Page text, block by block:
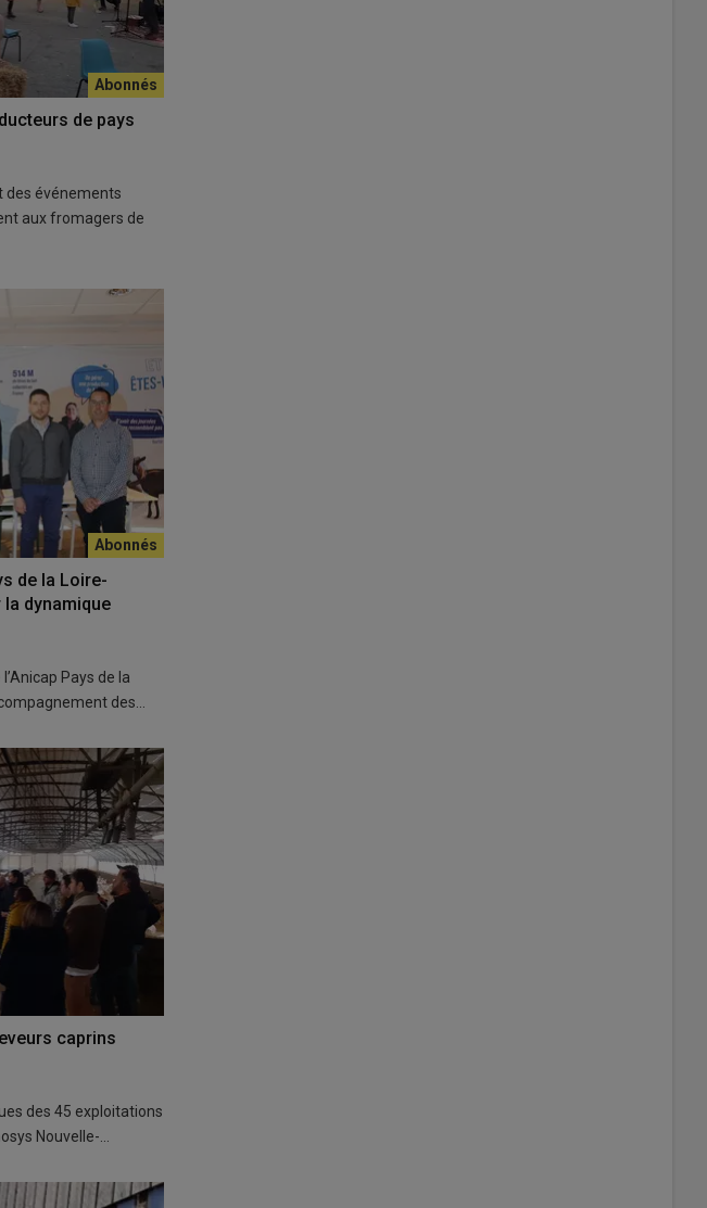
de pays
des événements
aux fromagers de
de la Loire-
dynamique
Pays de la
des…
caprins
des 45 exploitations
Nouvelle-…